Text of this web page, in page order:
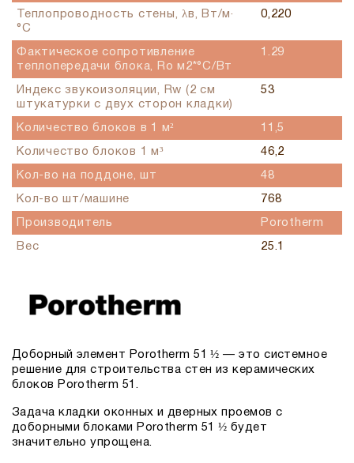
Теплопроводность стены, λв, Вт/м·
°С
0,220
Фактическое сопротивление
теплопередачи блока, Ro м2*°С/Вт
1.29
Индекс звукоизоляции, Rw (2 см
штукатурки с двух сторон кладки)
53
Количество блоков в 1 м² 11,5
Количество блоков 1 м³ 46,2
Кол-во на поддоне, шт 48
Кол-во шт/машине 768
Производитель Porotherm
Вес 25.1
Доборный элемент Porotherm 51 ½ — это системное
решение для строительства стен из керамических
блоков Porotherm 51.
Задача кладки оконных и дверных проемов с
доборными блоками Porotherm 51 ½ будет
значительно упрощена.